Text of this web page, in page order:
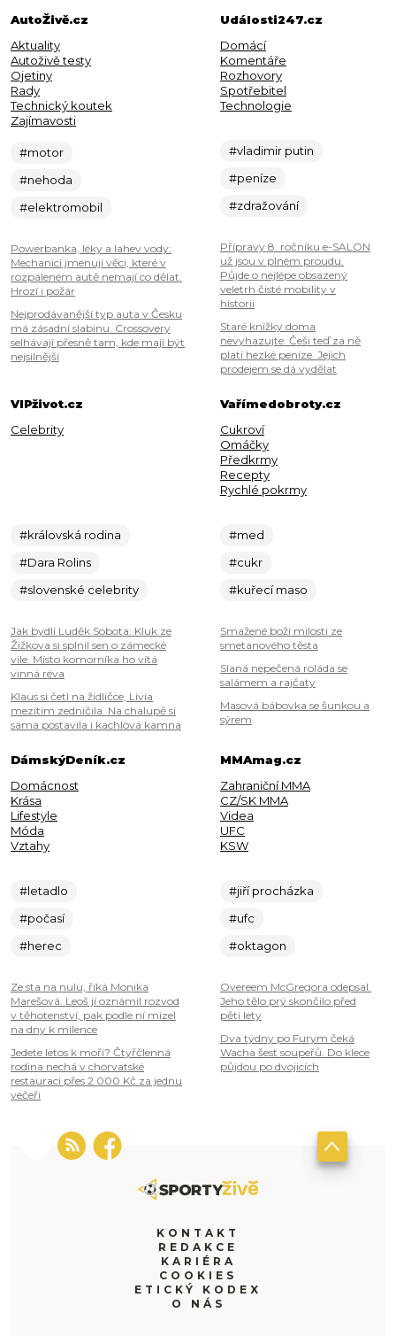
AutoŽivě.cz
Aktuality
Autoživě testy
Ojetiny
Rady
Technický koutek
Zajímavosti
#motor
#nehoda
#elektromobil
Powerbanka, léky a lahev vody:
Mechanici jmenují věci, které v
rozpáleném autě nemají co dělat.
Hrozí i požár
Nejprodávanější typ auta v Česku
má zásadní slabinu. Crossovery
selhávají přesně tam, kde mají být
nejsilnější
Události247.cz
Domácí
Komentáře
Rozhovory
Spotřebitel
Technologie
#vladimir putin
#peníze
#zdražování
Přípravy 8. ročníku e-SALON
už jsou v plném proudu.
Půjde o nejlépe obsazený
veletrh čisté mobility v
historii
Staré knížky doma
nevyhazujte. Češi teď za ně
platí hezké peníze. Jejich
prodejem se dá vydělat
VIPživot.cz
Celebrity
#královská rodina
#Dara Rolins
#slovenské celebrity
Jak bydlí Luděk Sobota: Kluk ze
Žižkova si splnil sen o zámecké
vile. Místo komorníka ho vítá
vinná réva
Klaus si četl na židličce, Livia
mezitím zedničila. Na chalupě si
sama postavila i kachlová kamna
Vařímedobroty.cz
Cukroví
Omáčky
Předkrmy
Recepty
Rychlé pokrmy
#med
#cukr
#kuřecí maso
Smažené boží milosti ze
smetanového těsta
Slaná nepečená roláda se
salámem a rajčaty
Masová bábovka se šunkou a
sýrem
DámskýDeník.cz
Domácnost
Krása
Lifestyle
Móda
Vztahy
#letadlo
#počasí
#herec
Ze sta na nulu, říká Monika
Marešová. Leoš jí oznámil rozvod
v těhotenství, pak podle ní mizel
na dny k milence
Jedete letos k moři? Čtyřčlenná
rodina nechá v chorvatské
restauraci přes 2 000 Kč za jednu
večeři
MMAmag.cz
Zahraniční MMA
CZ/SK MMA
Videa
UFC
KSW
#jiří procházka
#ufc
#oktagon
Overeem McGregora odepsal.
Jeho tělo prý skončilo před
pěti lety
Dva týdny po Furym čeká
Wacha šest soupeřů. Do klece
půjdou po dvojicích
KONTAKT
REDAKCE
KARIÉRA
COOKIES
ETICKÝ KODEX
O NÁS